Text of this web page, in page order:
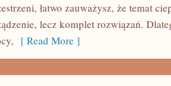
łatwo zauważysz, że temat
lecz komplet rozwiązań.
[ Read More ]